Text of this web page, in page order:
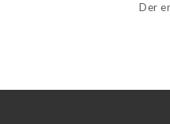
Der